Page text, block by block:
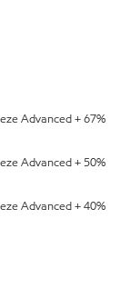
Advanced + 67%
Advanced + 50%
Advanced + 40%